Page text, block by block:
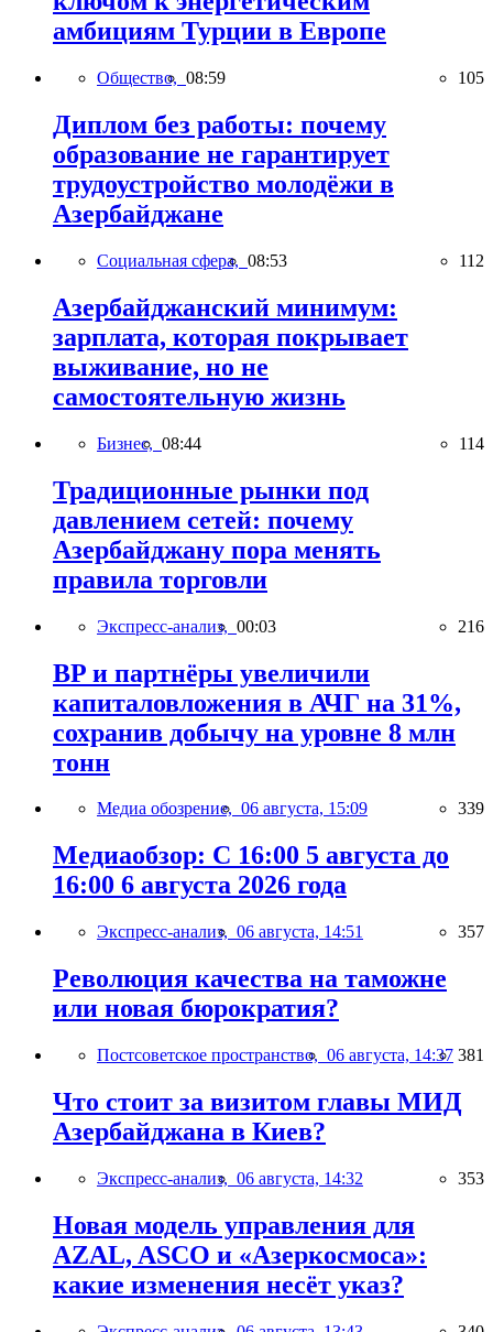
амбициям Турции в Европе
Общество, 08:59 105
Диплом без работы: почему
образование не гарантирует
трудоустройство молодёжи в
Азербайджане
Социальная сфера, 08:53 112
Азербайджанский минимум:
зарплата, которая покрывает
выживание, но не
самостоятельную жизнь
Бизнес, 08:44 114
Традиционные рынки под
давлением сетей: почему
Азербайджану пора менять
правила торговли
Экспресс-анализ, 00:03 216
BP и партнёры увеличили
капиталовложения в АЧГ на 31%,
сохранив добычу на уровне 8 млн
тонн
Медиа обозрение, 06 августа, 15:09 339
Медиаобзор: С 16:00 5 августа до
16:00 6 августа 2026 года
Экспресс-анализ, 06 августа, 14:51 357
Революция качества на таможне
или новая бюрократия?
Постсоветское пространство, 06 августа, 14:37 381
Что стоит за визитом главы МИД
Азербайджана в Киев?
Экспресс-анализ, 06 августа, 14:32 353
Новая модель управления для
AZAL, ASCO и «Азеркосмоса»:
какие изменения несёт указ?